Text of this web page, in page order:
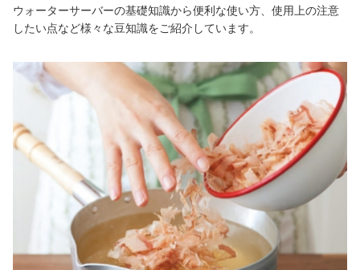
ウォーターサーバーの基礎知識から便利な使い方、使用上の注意
したい点など様々な豆知識をご紹介しています。